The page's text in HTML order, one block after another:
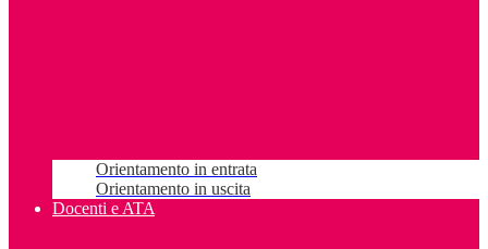
Orientamento in entrata
Orientamento in uscita
Docenti e ATA